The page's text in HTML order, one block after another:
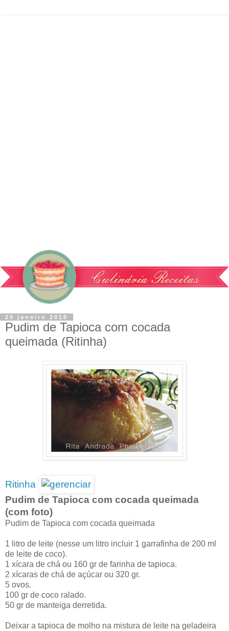
20 janeiro 2010
Pudim de Tapioca com cocada
queimada (Ritinha)
Ritinha
Pudim de Tapioca com cocada queimada
(com foto)
Pudim de Tapioca com cocada queimada
1 litro de leite (nesse um litro incluir 1 garrafinha de 200 ml
de leite de coco).
1 xícara de chá ou 160 gr de farinha de tapioca.
2 xícaras de chá de açúcar ou 320 gr.
5 ovos.
100 gr de coco ralado.
50 gr de manteiga derretida.
Deixar a tapioca de molho na mistura de leite na geladeira